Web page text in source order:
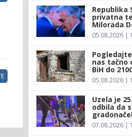
Republika
privatna
Milorada
05.08.2026 |
nas tačno
BiH do
05.08.2026 |
Uzela je
odbila da
07.08.2026 |